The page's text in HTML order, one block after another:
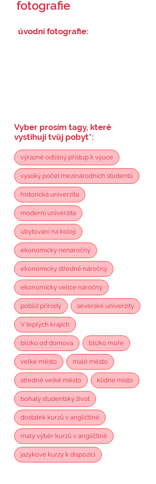
fotografie
úvodní fotografie:
Vyber prosím tagy, které
vystihují tvůj pobyt*:
výrazně odlišný přístup k výuce
vysoký počet mezinárodních studentů
historická univerzita
moderní univerzita
ubytování na koleji
ekonomicky nenáročný
ekonomicky středně náročný
ekonomicky velice náročný
poblíž přírody severské univerzity
V teplých krajích
blízko od domova blízko moře
velké město malé město
středně velké město klidné místo
bohatý studentský život
dostatek kurzů v angličtině
malý výběr kurzů v angličtině
jazykové kurzy k dispozici